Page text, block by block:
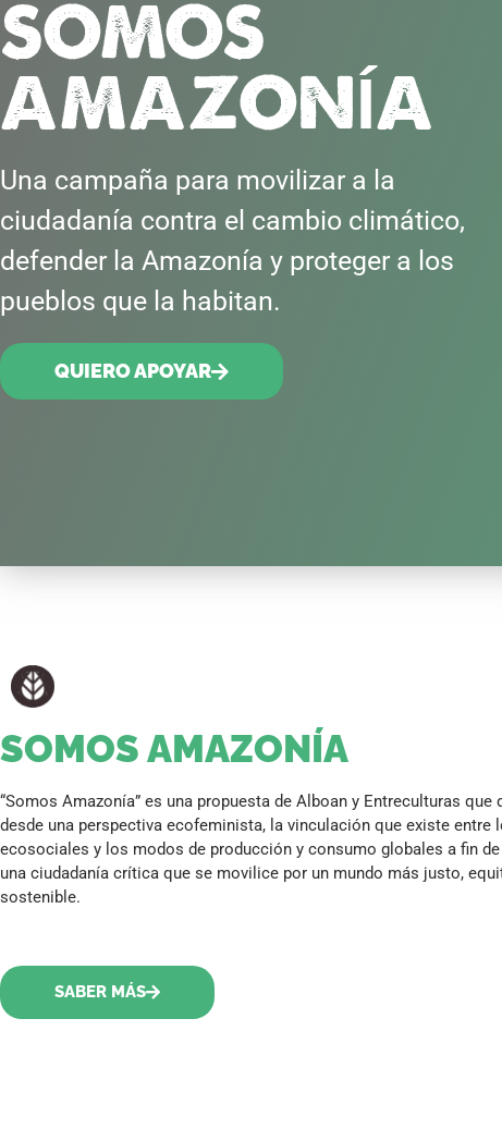
SOMOS
AMAZONÍA
Una campaña para movilizar a la
ciudadanía contra el cambio climático,
defender la Amazonía y proteger a los
pueblos que la habitan.
QUIERO APOYAR
SOMOS AMAZONÍA
“Somos Amazonía” es una propuesta de Alboan y Entreculturas que
desde una perspectiva ecofeminista, la vinculación que existe entre
ecosociales y los modos de producción y consumo globales a fin
una ciudadanía crítica que se movilice por un mundo más justo,
sostenible.
SABER MÁS